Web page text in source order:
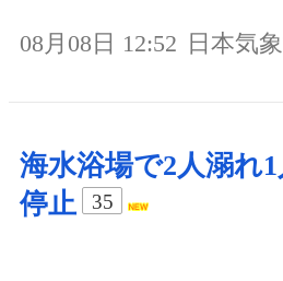
08月08日 12:52 日本気
海水浴場で2人溺れ
停止
35